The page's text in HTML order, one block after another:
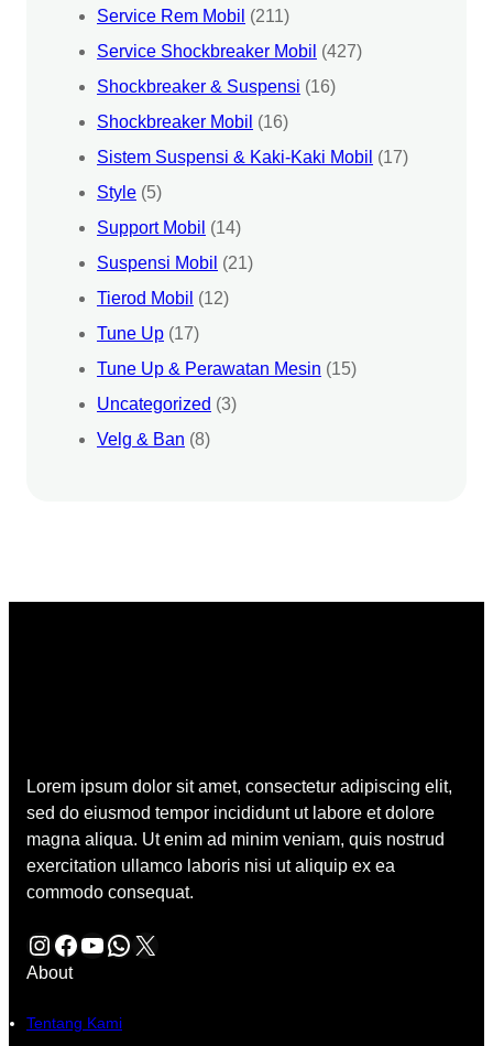
Service Rem Mobil (211)
Service Shockbreaker Mobil (427)
Shockbreaker & Suspensi (16)
Shockbreaker Mobil (16)
Sistem Suspensi & Kaki-Kaki Mobil (17)
Style (5)
Support Mobil (14)
Suspensi Mobil (21)
Tierod Mobil (12)
Tune Up (17)
Tune Up & Perawatan Mesin (15)
Uncategorized (3)
Velg & Ban (8)
Lorem ipsum dolor sit amet, consectetur adipiscing elit,
sed do eiusmod tempor incididunt ut labore et dolore
magna aliqua. Ut enim ad minim veniam, quis nostrud
exercitation ullamco laboris nisi ut aliquip ex ea
commodo consequat.
Instagram Facebook YouTube WhatsApp X
About
Tentang Kami